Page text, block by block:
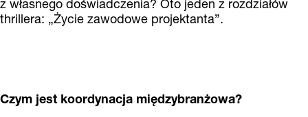
z własnego doświadczenia? Oto jeden z rozdziałów
thrillera: „Życie zawodowe projektanta”.
Czym jest koordynacja międzybranżowa?